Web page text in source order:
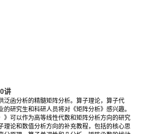
讲
泛函分析的精髓矩阵分析。算子理论，算子代
研究生和科研人员将对《矩阵分析》感兴趣。
》可以作为高等线性代数和矩阵分析方向的研究
理论和数值分析方向的补充教程，包括的核心思